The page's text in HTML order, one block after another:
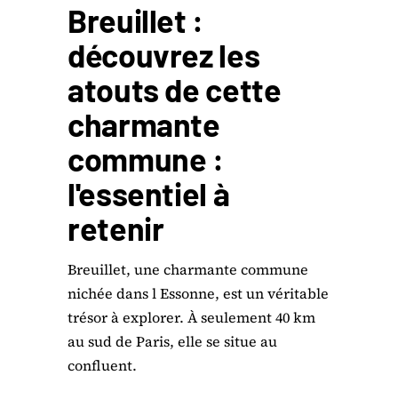
Breuillet :
découvrez les
atouts de cette
charmante
commune :
l'essentiel à
retenir
Breuillet, une charmante commune
nichée dans l Essonne, est un véritable
trésor à explorer. À seulement 40 km
au sud de Paris, elle se situe au
confluent.